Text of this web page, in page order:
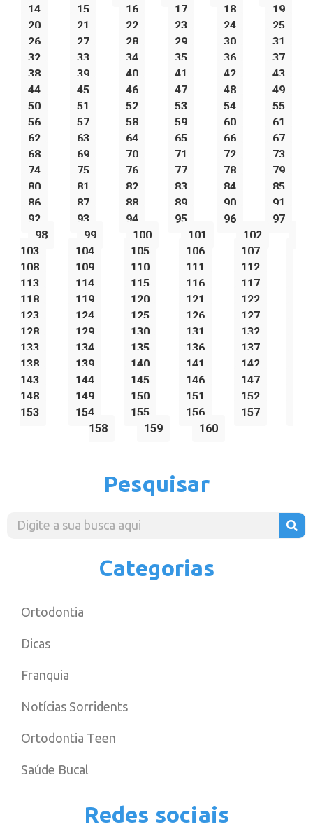
14 15 16 17 18
19
20
21 22 23 24
25
26
27 28 29 30
31
32
33 34 35 36
37
38
39 40 41 42
43
44
45 46 47 48
49
50
51 52 53 54
55
56
57 58 59 60
61
62
63 64 65 66
67
68
69 70 71 72
73
74
75 76 77 78
79
80
81 82 83 84
85
86
87 88 89 90
91
92
93 94 95 96
97
98
99 100 101
102
103
104 105 106
107
108
109 110 111
112
113
114 115 116
117
118
119 120 121
122
123
124 125 126
127
128
129 130 131
132
133
134 135 136
137
138
139 140 141
142
143
144 145 146
147
148
149 150 151
152
153
154 155 156
157
158
159 160
Pesquisar
Categorias
Ortodontia
Dicas
Franquia
Notícias Sorridents
Ortodontia Teen
Saúde Bucal
Redes sociais